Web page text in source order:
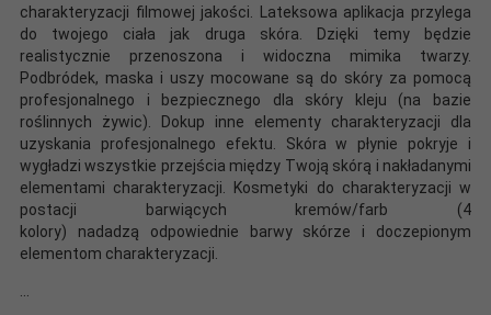
charakteryzacji filmowej jakości. Lateksowa aplikacja przylega
do twojego ciała jak druga skóra. Dzięki temy będzie
realistycznie przenoszona i widoczna mimika twarzy.
Podbródek, maska i uszy mocowane są do skóry za pomocą
profesjonalnego i bezpiecznego dla skóry kleju (na bazie
roślinnych żywic). Dokup inne elementy charakteryzacji dla
uzyskania profesjonalnego efektu. Skóra w płynie pokryje i
wygładzi wszystkie przejścia między Twoją skórą i nakładanymi
elementami charakteryzacji. Kosmetyki do charakteryzacji w
postacji barwiących kremów/farb (4
kolory) nadadzą odpowiednie barwy skórze i doczepionym
elementom charakteryzacji.